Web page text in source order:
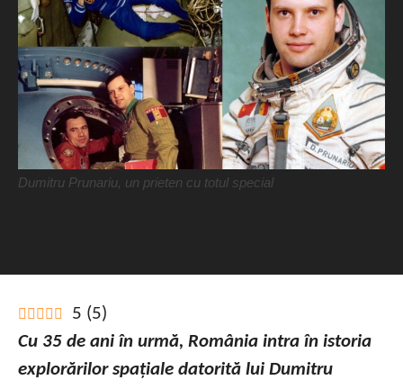
Dumitru Prunariu, un prieten cu totul special
5 (5)
Cu 35 de ani în urmă, România intra în istoria
explorărilor spațiale datorită lui Dumitru